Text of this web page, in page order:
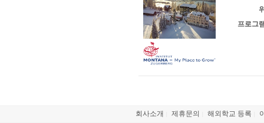
프로그
회사소개 제휴문의 해외학교 등록